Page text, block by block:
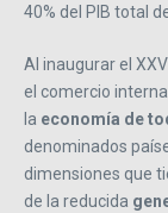
40% del PIB total
Al inaugurar el
el comercio
la economía de
denominados
dimensiones que
de la reducida